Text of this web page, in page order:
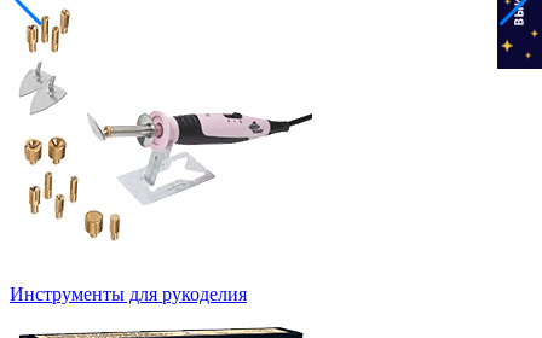
Инструменты для рукоделия